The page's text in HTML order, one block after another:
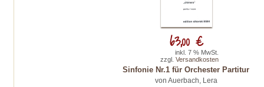
Sinfonie Nr.1 für Orchester Partitur
von Auerbach, Lera
63,00 €
inkl. 7 % MwSt.
zzgl. Versandkosten